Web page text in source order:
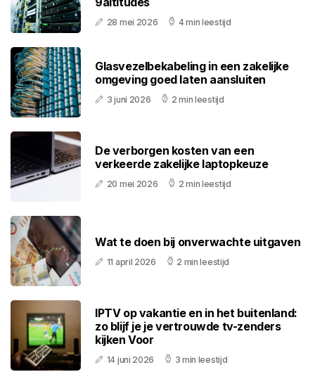
28 mei 2026 4 min leestijd
Glasvezelbekabeling in een zakelijke
omgeving goed laten aansluiten
3 juni 2026 2 min leestijd
De verborgen kosten van een
verkeerde zakelijke laptopkeuze
20 mei 2026 2 min leestijd
Wat te doen bij onverwachte uitgaven
11 april 2026 2 min leestijd
IPTV op vakantie en in het buitenland:
zo blijf je je vertrouwde tv-zenders
kijken Voor
14 juni 2026 3 min leestijd